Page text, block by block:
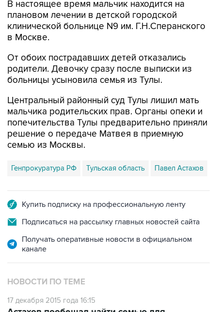
В настоящее время мальчик находится на
плановом лечении в детской городской
клинической больнице N9 им. Г.Н.Сперанского
в Москве.
От обоих пострадавших детей отказались
родители. Девочку сразу после выписки из
больницы усыновила семья из Тулы.
Центральный районный суд Тулы лишил мать
мальчика родительских прав. Органы опеки и
попечительства Тулы предварительно приняли
решение о передаче Матвея в приемную
семью из Москвы.
Генпрокуратура РФ Тульская область Павел Астахов
Купить подписку на профессиональную ленту
Подписаться на рассылку главных новостей сайта
Получать оперативные новости в официальном
канале
НОВОСТИ ПО ТЕМЕ
17 декабря 2015 года 16:15